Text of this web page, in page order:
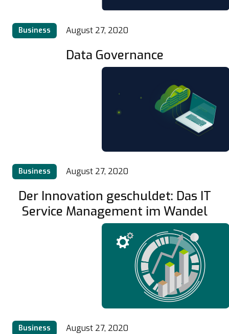
Business August 27, 2020
Data Governance
Business August 27, 2020
Der Innovation geschuldet: Das IT
Service Management im Wandel
Business August 27, 2020